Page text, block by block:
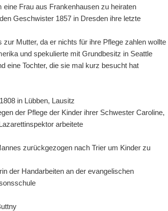
eine Frau aus Frankenhausen zu heiraten
Geschwister 1857 in Dresden ihre letzte
zur Mutter, da er nichts für ihre Pflege zahlen wollte
und spekulierte mit Grundbesitz in Seattle
eine Tochter, die sie mal kurz besucht hat
in Lübben, Lausitz
der Pflege der Kinder ihrer Schwester Caroline,
arbeitete
zurückgezogen nach Trier um Kinder zu
der Handarbeiten an der evangelischen